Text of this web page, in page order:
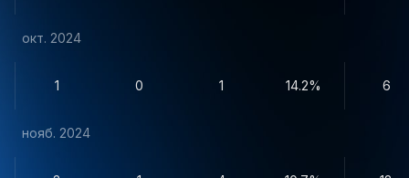
окт. 2024
1 0 1 14.2% 6
нояб. 2024